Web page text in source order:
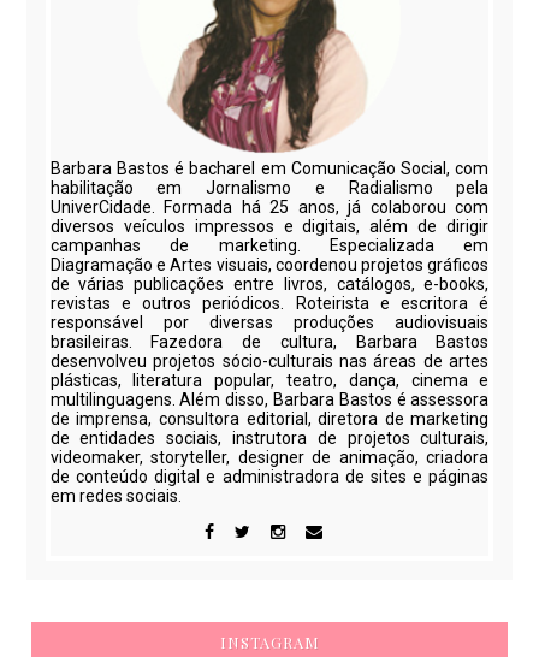
Barbara Bastos é bacharel em Comunicação Social, com
habilitação em Jornalismo e Radialismo pela
UniverCidade. Formada há 25 anos, já colaborou com
diversos veículos impressos e digitais, além de dirigir
campanhas de marketing. Especializada em
Diagramação e Artes visuais, coordenou projetos gráficos
de várias publicações entre livros, catálogos, e-books,
revistas e outros periódicos. Roteirista e escritora é
responsável por diversas produções audiovisuais
brasileiras. Fazedora de cultura, Barbara Bastos
desenvolveu projetos sócio-culturais nas áreas de artes
plásticas, literatura popular, teatro, dança, cinema e
multilinguagens. Além disso, Barbara Bastos é assessora
de imprensa, consultora editorial, diretora de marketing
de entidades sociais, instrutora de projetos culturais,
videomaker, storyteller, designer de animação, criadora
de conteúdo digital e administradora de sites e páginas
em redes sociais.
INSTAGRAM